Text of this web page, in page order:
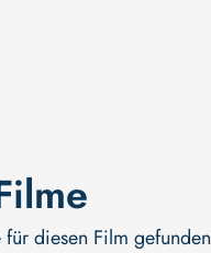
diesen Film gefunden